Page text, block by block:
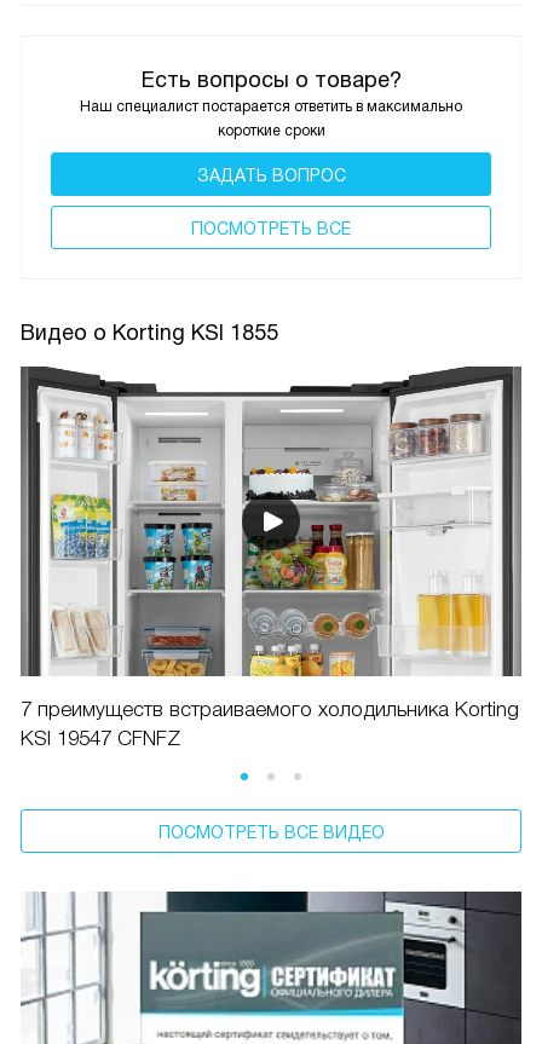
Есть вопросы о товаре?
Наш специалист постарается ответить в максимально
короткие сроки
ЗАДАТЬ ВОПРОС
ПОCМОТРЕТЬ ВСЕ
Видео о Korting KSI 1855
7 преимуществ встраиваемого холодильника Korting
KSI 19547 CFNFZ
ПОСМОТРЕТЬ ВСЕ ВИДЕО